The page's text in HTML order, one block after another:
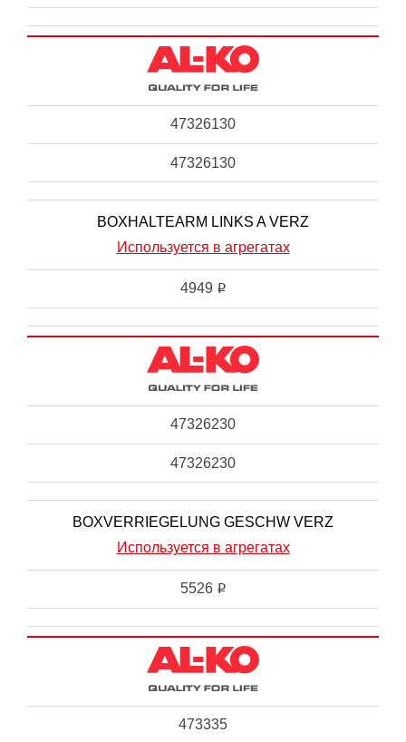
47326130
47326130
BOXHALTEARM LINKS A VERZ
Используется в агрегатах
4949 i
47326230
47326230
BOXVERRIEGELUNG GESCHW VERZ
Используется в агрегатах
5526 i
473335